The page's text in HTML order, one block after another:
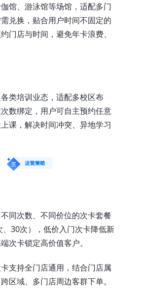
馆、游泳馆等场馆，适配多门
兑换，贴合用户时间不固定的
门店与时间，避免年卡浪费、
类培训业态，适配多校区布
数绑定，用户可自主预约任意
课，解决时间冲突、异地学习
同次数、不同价位的次卡套餐
、30次），低价入门次卡降低新
次卡锁定高价值客户。
卡支持全门店通用，结合门店属
区域、多门店周边客群下单。